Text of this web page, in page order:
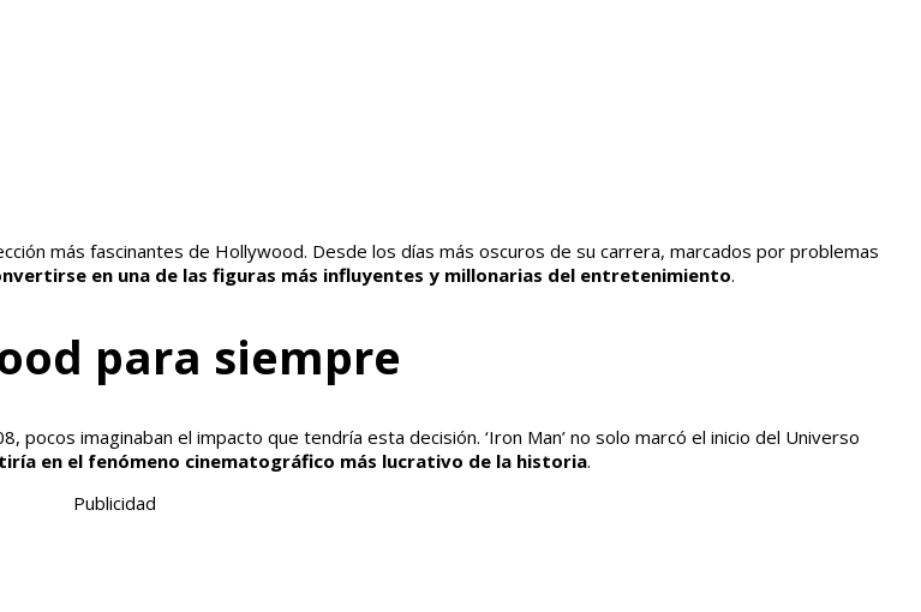
más fascinantes de Hollywood. Desde los días más oscuros de su carrera, marcados por problemas
en una de las figuras más influyentes y millonarias del entretenimiento.
para siempre
imaginaban el impacto que tendría esta decisión. ‘Iron Man’ no solo marcó el inicio del Universo
en el fenómeno cinematográfico más lucrativo de la historia.
Publicidad